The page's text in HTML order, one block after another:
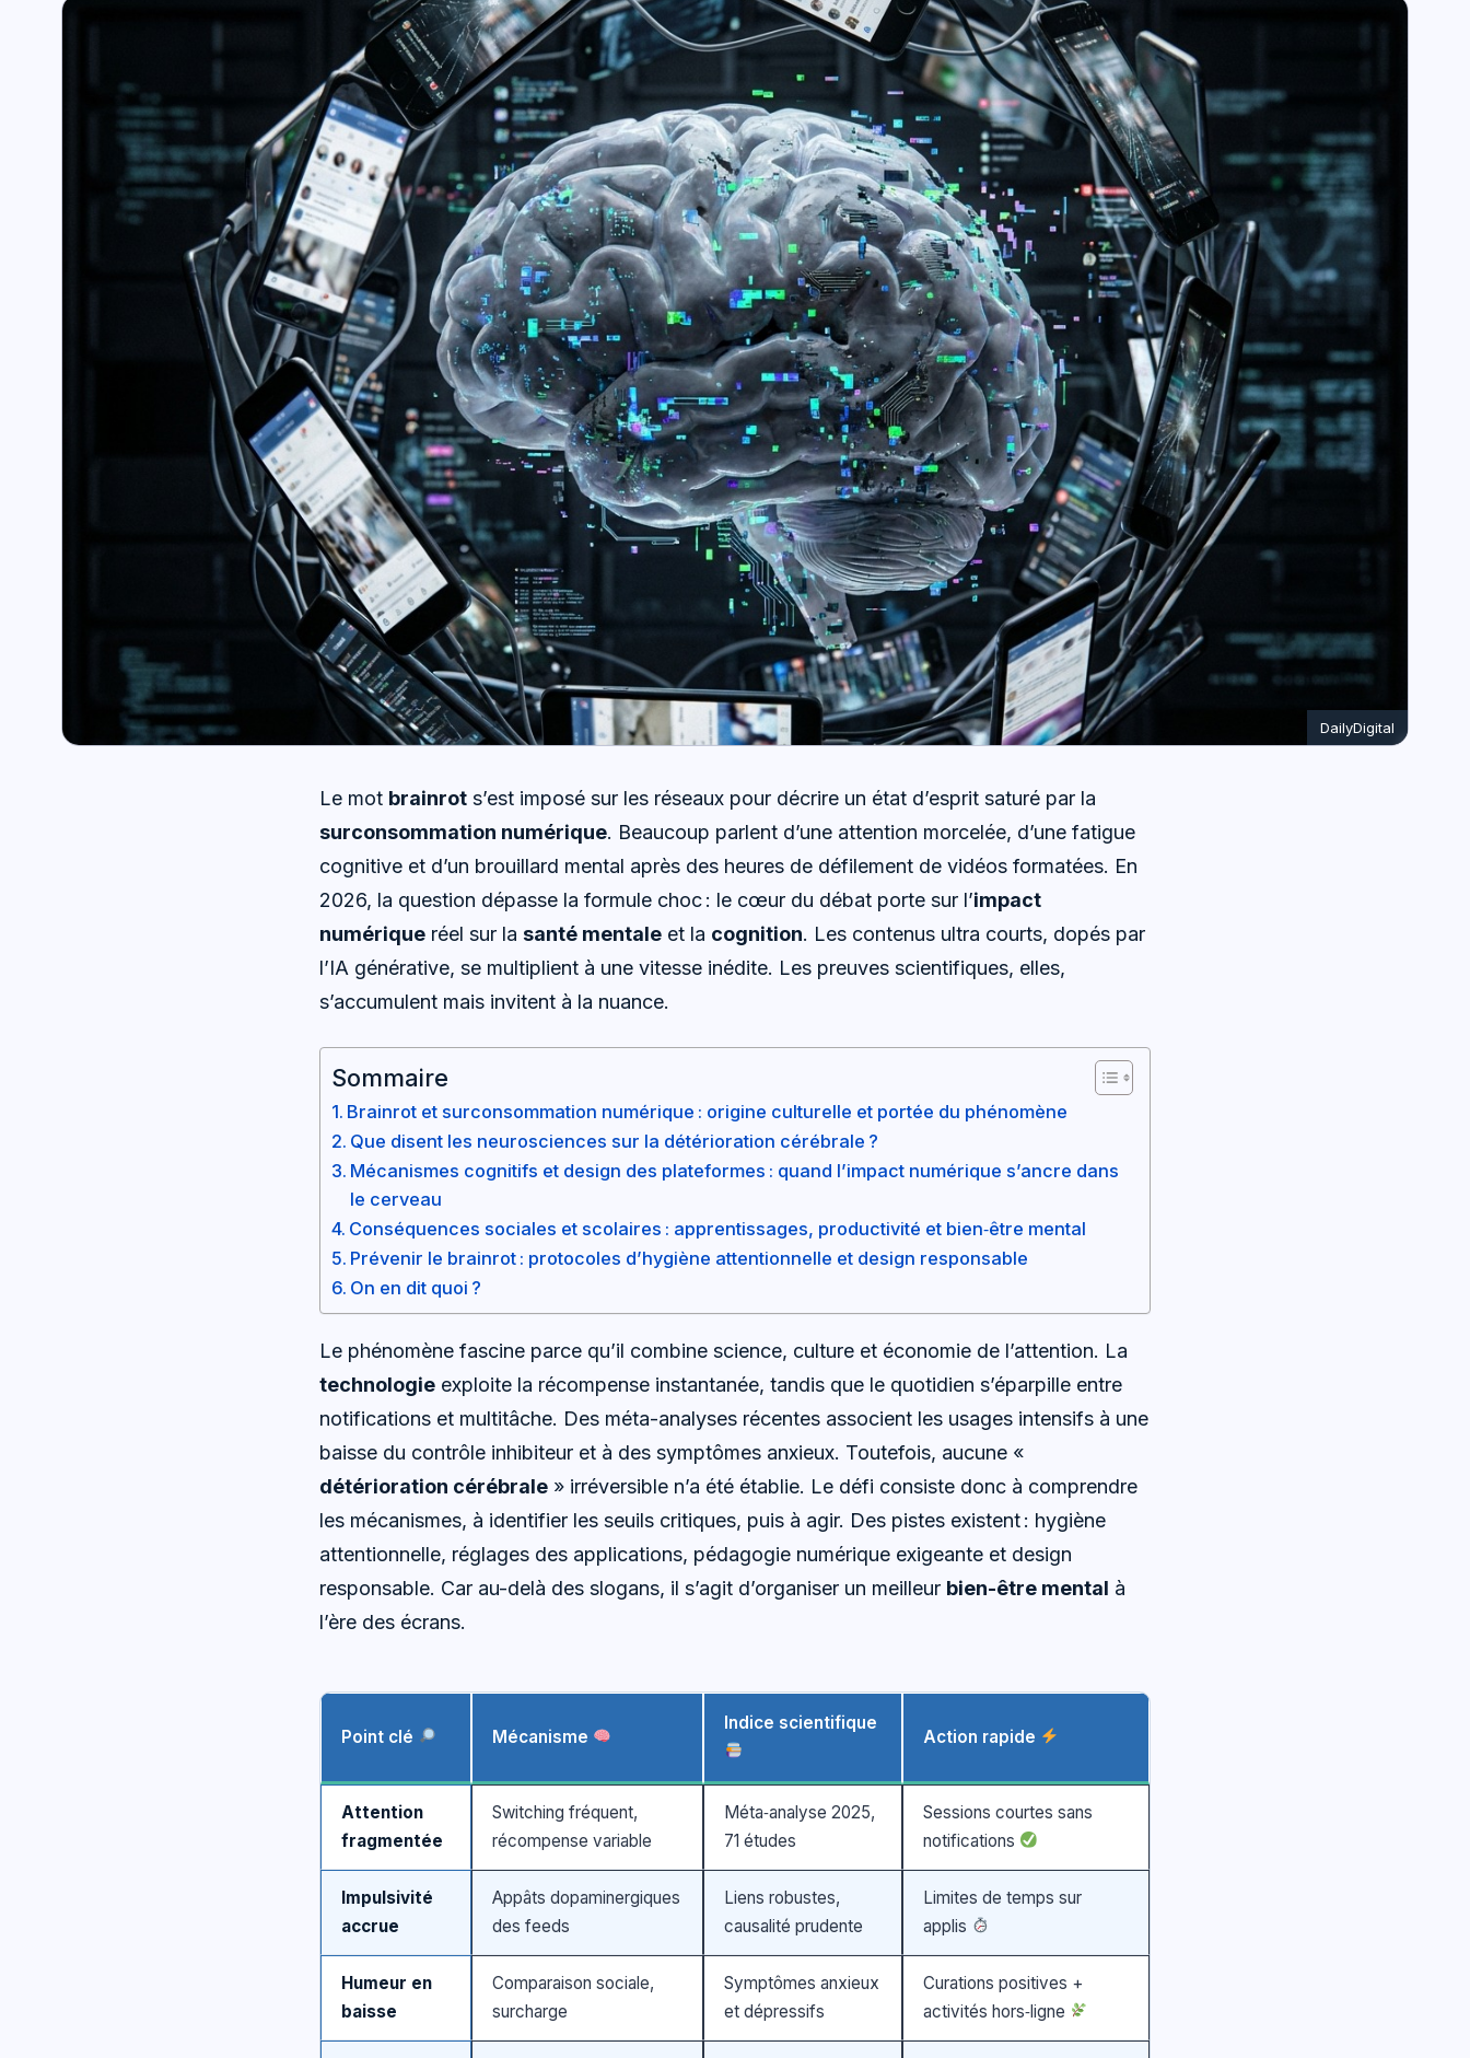
DailyDigital
Le mot brainrot s’est imposé sur les réseaux pour décrire un état d’esprit saturé par la
surconsommation numérique. Beaucoup parlent d’une attention morcelée, d’une fatigue
cognitive et d’un brouillard mental après des heures de défilement de vidéos formatées. En
2026, la question dépasse la formule choc : le cœur du débat porte sur l’impact
numérique réel sur la santé mentale et la cognition. Les contenus ultra courts, dopés par
l’IA générative, se multiplient à une vitesse inédite. Les preuves scientifiques, elles,
s’accumulent mais invitent à la nuance.
Sommaire
Brainrot et surconsommation numérique : origine culturelle et portée du phénomène
Que disent les neurosciences sur la détérioration cérébrale ?
Mécanismes cognitifs et design des plateformes : quand l’impact numérique s’ancre dans
le cerveau
Conséquences sociales et scolaires : apprentissages, productivité et bien‑être mental
Prévenir le brainrot : protocoles d’hygiène attentionnelle et design responsable
On en dit quoi ?
Le phénomène fascine parce qu’il combine science, culture et économie de l’attention. La
technologie exploite la récompense instantanée, tandis que le quotidien s’éparpille entre
notifications et multitâche. Des méta-analyses récentes associent les usages intensifs à une
baisse du contrôle inhibiteur et à des symptômes anxieux. Toutefois, aucune «
détérioration cérébrale » irréversible n’a été établie. Le défi consiste donc à comprendre
les mécanismes, à identifier les seuils critiques, puis à agir. Des pistes existent : hygiène
attentionnelle, réglages des applications, pédagogie numérique exigeante et design
responsable. Car au-delà des slogans, il s’agit d’organiser un meilleur bien-être mental à
l’ère des écrans.
Point clé Mécanisme
Indice scientifique
Action rapide
Attention
fragmentée
Switching fréquent,
récompense variable
Méta‑analyse 2025,
71 études
Sessions courtes sans
notifications
Impulsivité
accrue
Appâts dopaminergiques
des feeds
Liens robustes,
causalité prudente
Limites de temps sur
applis
Humeur en
baisse
Comparaison sociale,
surcharge
Symptômes anxieux
et dépressifs
Curations positives +
activités hors‑ligne